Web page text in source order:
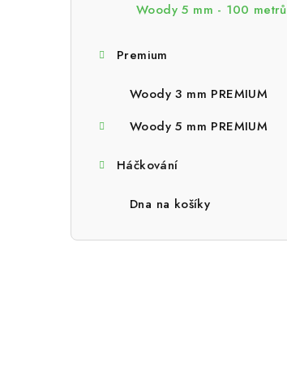
Woody 5 mm - 100 metrů
Premium
Woody 3 mm PREMIUM
Woody 5 mm PREMIUM
Háčkování
Dna na košíky